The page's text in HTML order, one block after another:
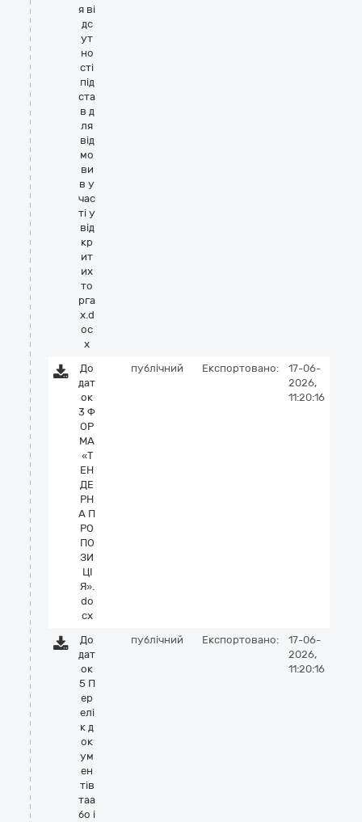
я ві
дс
ут
но
сті
під
ста
в д
ля
від
мо
ви
в у
час
ті у
від
кр
ит
их
то
рга
х.d
oc
x
До
дат
ок
3 Ф
ОР
МА
«Т
ЕН
ДЕ
РН
А П
РО
ПО
ЗИ
ЦІ
Я».
do
cx
публічний Експортовано:
17-06-
2026,
11:20:16
До
дат
ок
5 П
ер
елі
к д
ок
ум
ен
тів
таа
бо і
публічний Експортовано:
17-06-
2026,
11:20:16